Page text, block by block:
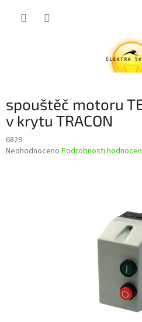
spouštěč motoru
v krytu TRACON
6829
Průměrné
Neohodnoceno Podrobnosti